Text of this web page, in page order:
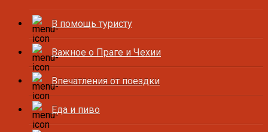
В помощь туристу
Важное о Праге и Чехии
Впечатления от поездки
Еда и пиво